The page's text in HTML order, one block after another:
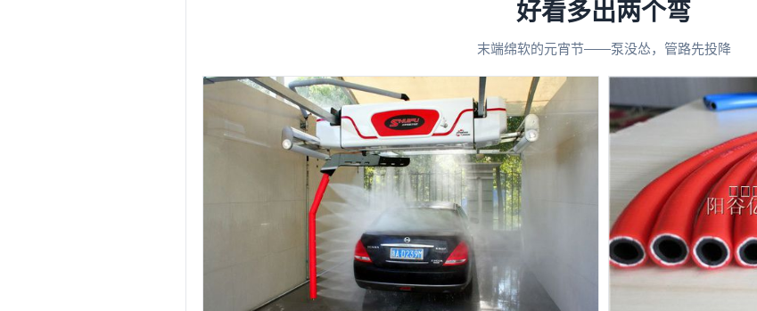
好看多出两个弯
末端绵软的元宵节——泵没怂，管路先投降